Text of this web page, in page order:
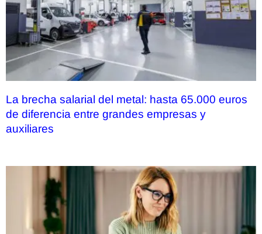
La brecha salarial del metal: hasta 65.000 euros
de diferencia entre grandes empresas y
auxiliares